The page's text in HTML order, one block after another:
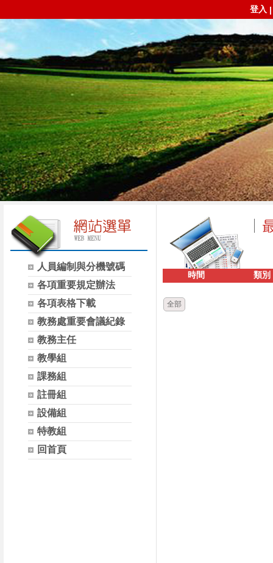
登入
人員編制與分機號碼
各項重要規定辦法
各項表格下載
教務處重要會議紀錄
教務主任
教學組
課務組
註冊組
設備組
特教組
回首頁
時間 類別
全部